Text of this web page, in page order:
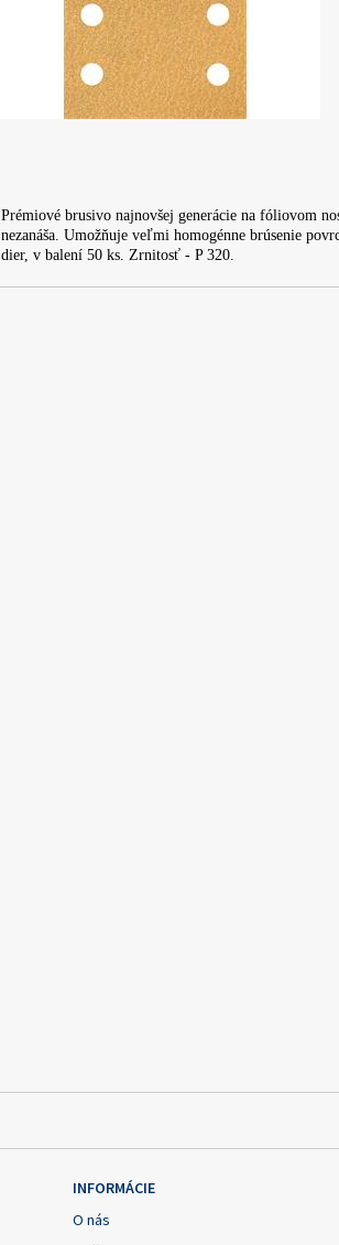
Prémiové brusivo najnovšej generácie na fóliovom
nezanáša. Umožňuje veľmi homogénne brúsenie
dier, v balení 50 ks. Zrnitosť - P 320.
INFORMÁCIE
O nás